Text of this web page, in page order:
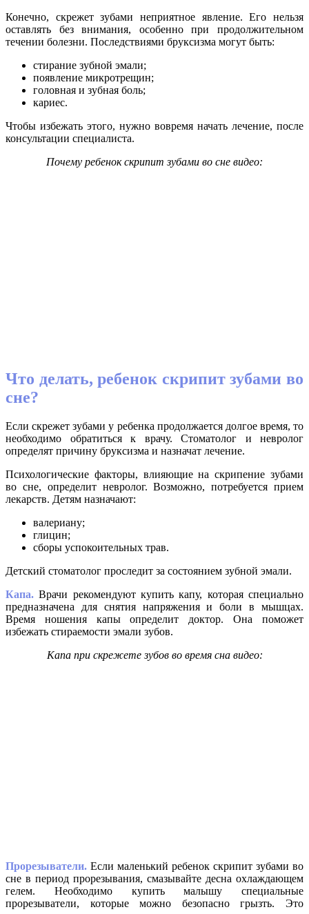
Конечно, скрежет зубами неприятное явление. Его нельзя
оставлять без внимания, особенно при продолжительном
течении болезни. Последствиями бруксизма могут быть:
стирание зубной эмали;
появление микротрещин;
головная и зубная боль;
кариес.
Чтобы избежать этого, нужно вовремя начать лечение, после
консультации специалиста.
Почему ребенок скрипит зубами во сне видео:
Что делать, ребенок скрипит зубами во
сне?
Если скрежет зубами у ребенка продолжается долгое время, то
необходимо обратиться к врачу. Стоматолог и невролог
определят причину бруксизма и назначат лечение.
Психологические факторы, влияющие на скрипение зубами
во сне, определит невролог. Возможно, потребуется прием
лекарств. Детям назначают:
валериану;
глицин;
сборы успокоительных трав.
Детский стоматолог проследит за состоянием зубной эмали.
Капа. Врачи рекомендуют купить капу, которая специально
предназначена для снятия напряжения и боли в мышцах.
Время ношения капы определит доктор. Она поможет
избежать стираемости эмали зубов.
Капа при скрежете зубов во время сна видео:
Прорезыватели. Если маленький ребенок скрипит зубами во
сне в период прорезывания, смазывайте десна охлаждающем
гелем. Необходимо купить малышу специальные
прорезыватели, которые можно безопасно грызть. Это